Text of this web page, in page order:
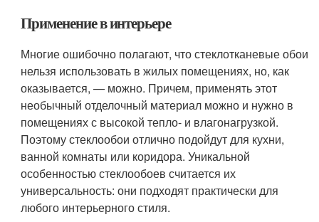
Применение в интерьере
Многие ошибочно полагают, что стеклотканевые обои
нельзя использовать в жилых помещениях, но, как
оказывается, — можно. Причем, применять этот
необычный отделочный материал можно и нужно в
помещениях с высокой тепло- и влагонагрузкой.
Поэтому стеклообои отлично подойдут для кухни,
ванной комнаты или коридора. Уникальной
особенностью стеклообоев считается их
универсальность: они подходят практически для
любого интерьерного стиля.